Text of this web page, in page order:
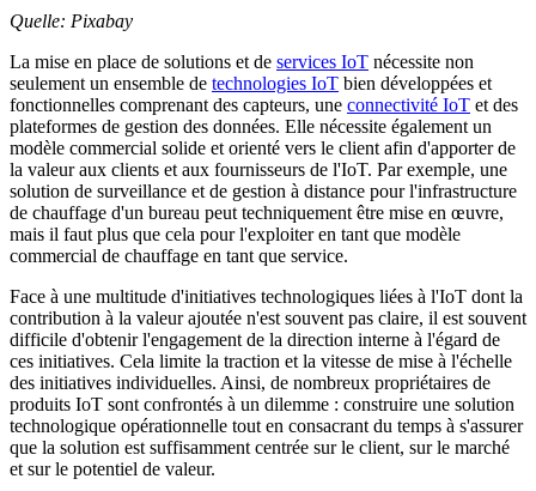
Quelle: Pixabay
La mise en place de solutions et de services IoT nécessite non
seulement un ensemble de technologies IoT bien développées et
fonctionnelles comprenant des capteurs, une connectivité IoT et des
plateformes de gestion des données. Elle nécessite également un
modèle commercial solide et orienté vers le client afin d'apporter de
la valeur aux clients et aux fournisseurs de l'IoT. Par exemple, une
solution de surveillance et de gestion à distance pour l'infrastructure
de chauffage d'un bureau peut techniquement être mise en œuvre,
mais il faut plus que cela pour l'exploiter en tant que modèle
commercial de chauffage en tant que service.
Face à une multitude d'initiatives technologiques liées à l'IoT dont la
contribution à la valeur ajoutée n'est souvent pas claire, il est souvent
difficile d'obtenir l'engagement de la direction interne à l'égard de
ces initiatives. Cela limite la traction et la vitesse de mise à l'échelle
des initiatives individuelles. Ainsi, de nombreux propriétaires de
produits IoT sont confrontés à un dilemme : construire une solution
technologique opérationnelle tout en consacrant du temps à s'assurer
que la solution est suffisamment centrée sur le client, sur le marché
et sur le potentiel de valeur.